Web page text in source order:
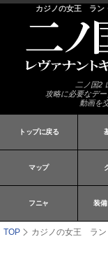
カジノの女王 ラン
二ノ国2
攻略に必要なデ
動画を
トップに戻る
マップ
フニャ 装備
TOP カジノの女王 ラン